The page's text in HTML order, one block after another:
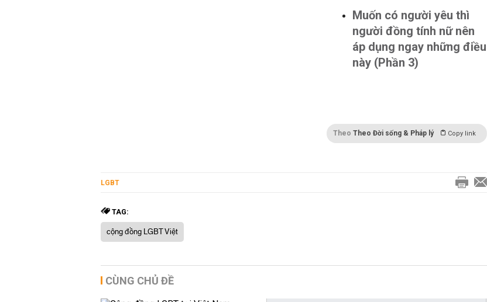
Muốn có người yêu thì
người đồng tính nữ nên
áp dụng ngay những điều
này (Phần 3)
Theo Theo Đời sống & Pháp lý Copy link
LGBT
TAG:
cộng đồng LGBT Việt
CÙNG CHỦ ĐỀ